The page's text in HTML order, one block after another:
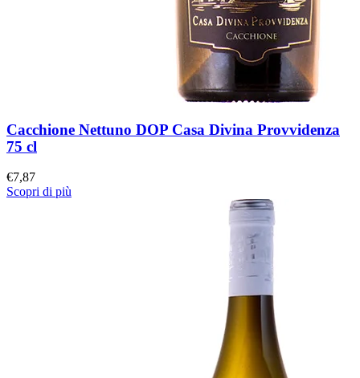
Cacchione Nettuno DOP Casa Divina Provvidenza
75 cl
€7,87
Scopri di più